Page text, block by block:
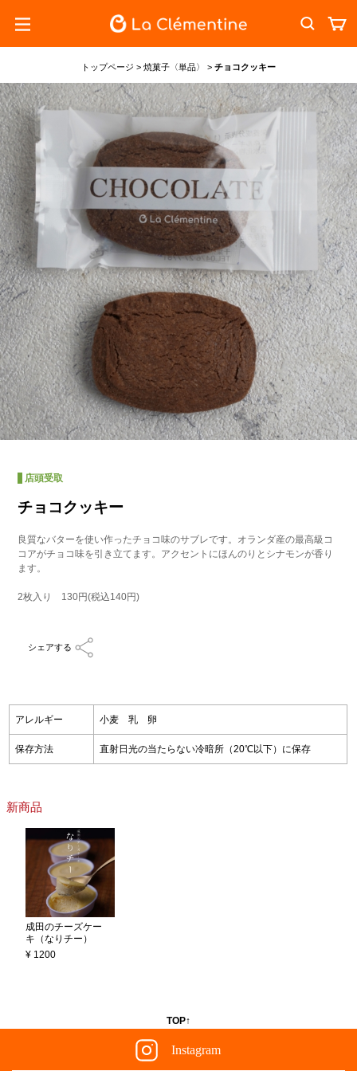
トップページ > 焼菓子〈単品〉 > チョコクッキー
チョコクッキー
店頭受取
良質なバターを使い作ったチョコ味のサブレです。オランダ産の最高級コ
コアがチョコ味を引き立てます。アクセントにほんのりとシナモンが香り
ます。
2枚入り 130円(税込140円)
シェアする
アレルギー 小麦 乳 卵
保存方法 直射日光の当たらない冷暗所（20℃以下）に保存
新商品
成田のチーズケー
キ（なりチー）
¥ 1200
TOP↑
Instagram